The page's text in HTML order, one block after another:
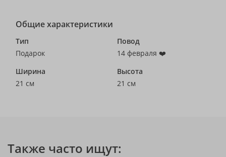
Общие характеристики
Тип
Подарок
Повод
14 февраля ❤️
Ширина
21 см
Высота
21 см
Также часто ищут: